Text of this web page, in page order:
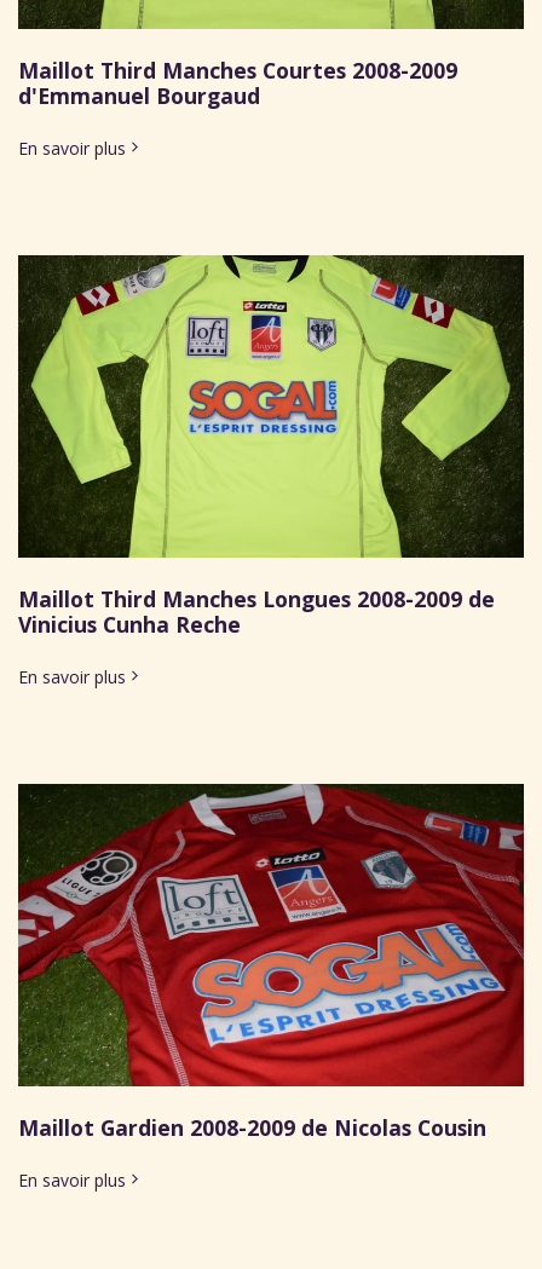
Maillot Third Manches Courtes 2008-2009
d'Emmanuel Bourgaud
En savoir plus
Maillot Third Manches Longues 2008-2009 de
Vinicius Cunha Reche
En savoir plus
Maillot Gardien 2008-2009 de Nicolas Cousin
En savoir plus